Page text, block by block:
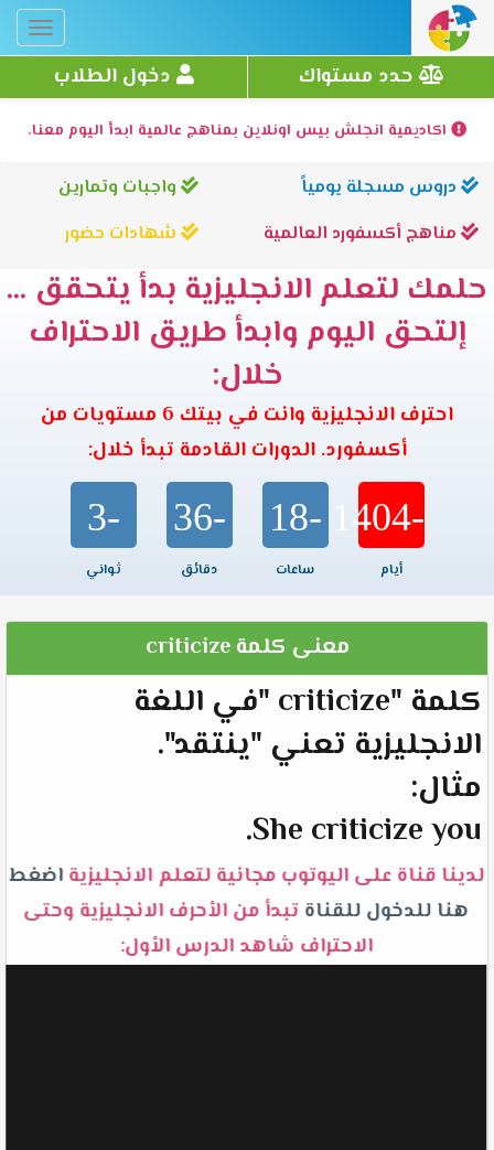
حدد مستواك دخول الطلاب
اكاديمية انجلش بيس اونلاين بمناهج عالمية ابدأ اليوم معنا.
دروس مسجلة يومياً
واجبات وتمارين
مناهج أكسفورد العالمية
شهادات حضور
حلمك لتعلم الانجليزية بدأ يتحقق ...
إلتحق اليوم وابدأ طريق الاحتراف
خلال:
احترف الانجليزية وانت في بيتك 6 مستويات من
أكسفورد. الدورات القادمة تبدأ خلال:
-1404
أيام
-18
ساعات
-36
دقائق
-3
ثواني
معنى كلمة criticize
كلمة "criticize "في اللغة
الانجليزية تعني "ينتقد".
مثال:
She criticize you.
لدينا قناة على اليوتوب مجانية لتعلم الانجليزية اضغط
هنا للدخول للقناةتبدأ من الأحرف الانجليزية وحتى
الاحتراف شاهد الدرس الأول: